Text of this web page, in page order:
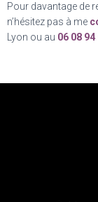
Pour davantage de
n’hésitez pas à me
Lyon ou au 06 08 94